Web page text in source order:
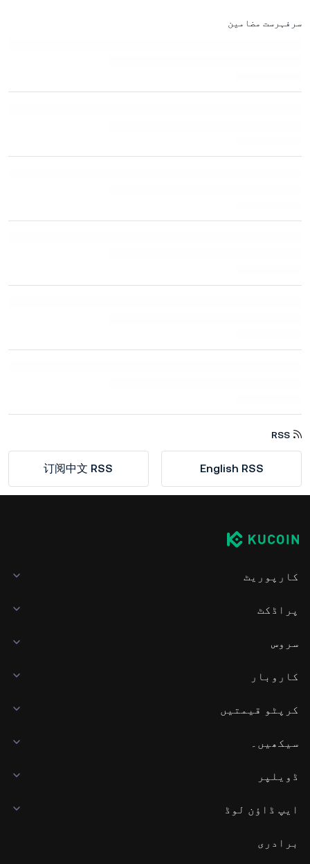
سرفہرست مضامین
RSS
English RSS
订阅中文 RSS
کارپوریٹ
پراڈکٹ
سروس
کاروبار
کرپٹو قیمتیں
سیکھیں۔
ڈویلپر
ایپ ڈاؤن لوڈ
برادری